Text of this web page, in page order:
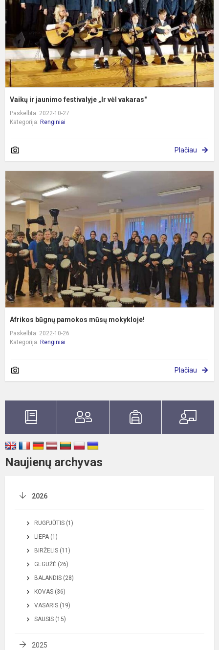
Vaikų ir jaunimo festivalyje „Ir vėl vakaras"
Paskelbta: 2022-10-27
Kategorija: Renginiai
Plačiau
Afrikos būgnų pamokos mūsų mokykloje!
Paskelbta: 2022-10-26
Kategorija: Renginiai
Plačiau
Naujienų archyvas
2026
RUGPJŪTIS (1)
LIEPA (1)
BIRŽELIS (11)
GEGUŽĖ (26)
BALANDIS (28)
KOVAS (36)
VASARIS (19)
SAUSIS (15)
2025